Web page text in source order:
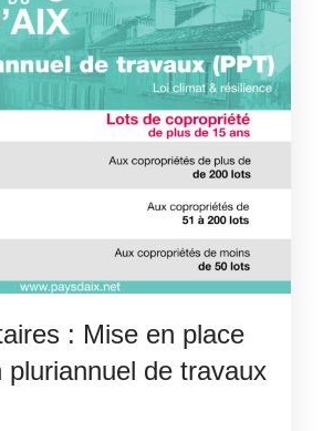
: Mise en place
pluriannuel de travaux